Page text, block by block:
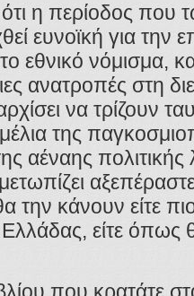
η περίοδος που
ευνοϊκή για την
εθνικό νόμισμα,
ανατροπές στη
να τρίζουν
της
αέναης
την κάνουν είτε
είτε όπως